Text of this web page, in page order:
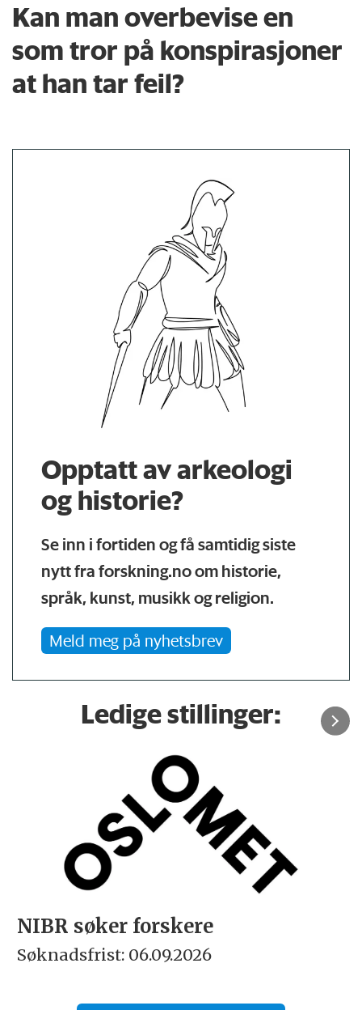
Kan man overbevise en
som tror på konspirasjoner
at han tar feil?
Opptatt av arkeologi
og historie?
Se inn i fortiden og få samtidig siste
nytt fra forskning.no om historie,
språk, kunst, musikk og religion.
Meld meg på nyhetsbrev
Ledige stillinger:
NIBR søker forskere
Søknadsfrist: 06.09.2026